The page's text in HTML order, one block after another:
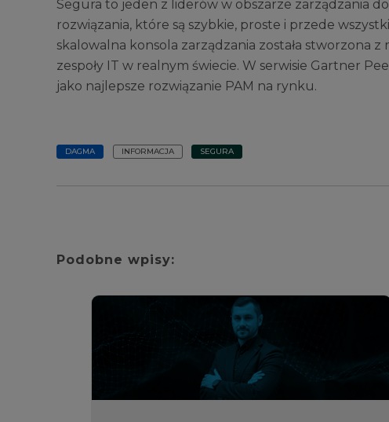
Segura to jeden z liderów w obszarze zarządzania
rozwiązania, które są szybkie, proste i przede
skalowalna konsola zarządzania została stworzona
zespoły IT w realnym świecie. W serwisie Gartner
jako najlepsze rozwiązanie PAM na rynku.
DAGMA INFORMACJA SEGURA
Podobne wpisy: